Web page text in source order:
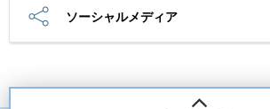
ソーシャルメディア